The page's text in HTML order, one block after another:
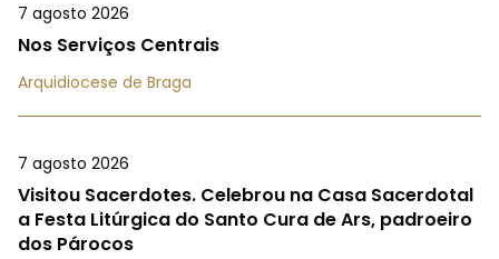
7 agosto 2026
Nos Serviços Centrais
Arquidiocese de Braga
7 agosto 2026
Visitou Sacerdotes. Celebrou na Casa Sacerdotal
a Festa Litúrgica do Santo Cura de Ars, padroeiro
dos Párocos